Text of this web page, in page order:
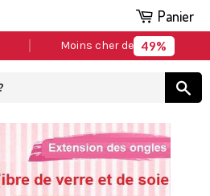
Moins cher de 49%
Panier